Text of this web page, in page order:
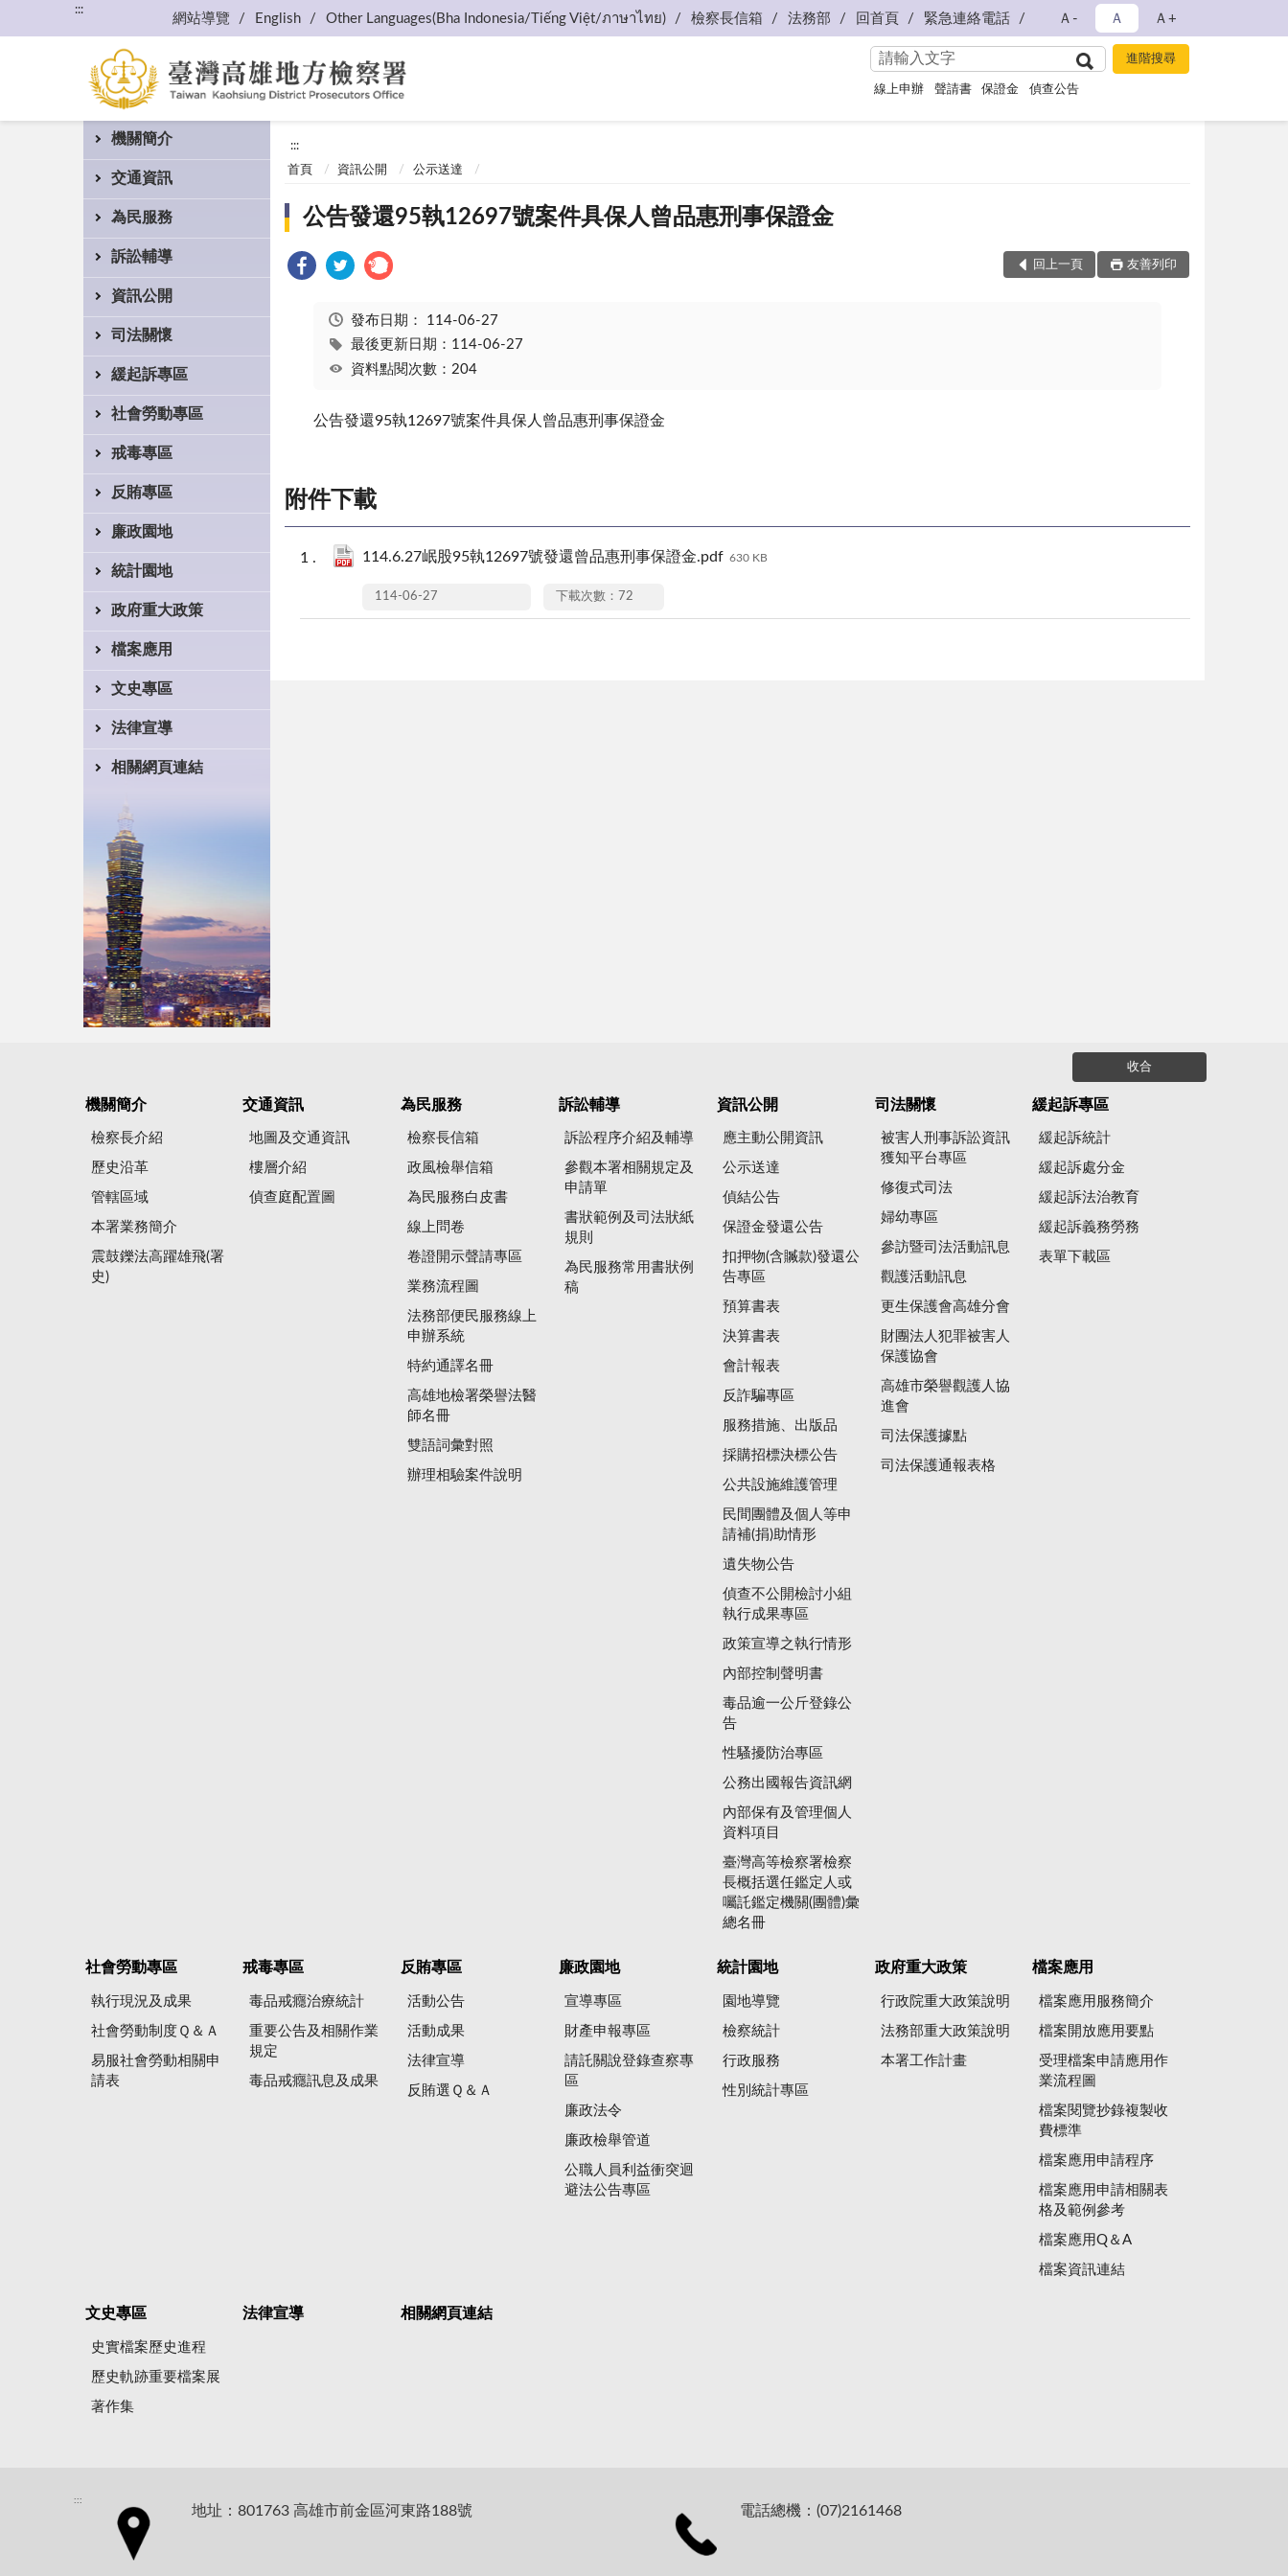
:::
網站導覽 English Other Languages(Bha Indonesia/Tiếng Việt/ภาษาไทย) 檢察長信箱 法務部 回首頁 緊急連絡電話 Ａ- Ａ Ａ+
線上申辦 聲請書 保證金 偵查公告
機關簡介
交通資訊
為民服務
訴訟輔導
資訊公開
司法關懷
緩起訴專區
社會勞動專區
戒毒專區
反賄專區
廉政園地
統計園地
政府重大政策
檔案應用
文史專區
法律宣導
相關網頁連結
:::
首頁 資訊公開 公示送達
公告發還95執12697號案件具保人曾品惠刑事保證金
回上一頁 友善列印
發布日期： 114-06-27
最後更新日期：114-06-27
資料點閱次數：204
公告發還95執12697號案件具保人曾品惠刑事保證金
附件下載
114.6.27岷股95執12697號發還曾品惠刑事保證金.pdf 630 KB
114-06-27 下載次數：72
收合
機關簡介
檢察長介紹
歷史沿革
管轄區域
本署業務簡介
震鼓鑠法高躍雄飛(署
史)
交通資訊
地圖及交通資訊
樓層介紹
偵查庭配置圖
為民服務
檢察長信箱
政風檢舉信箱
為民服務白皮書
線上問卷
卷證開示聲請專區
業務流程圖
法務部便民服務線上
申辦系統
特約通譯名冊
高雄地檢署榮譽法醫
師名冊
雙語詞彙對照
辦理相驗案件說明
訴訟輔導
訴訟程序介紹及輔導
參觀本署相關規定及
申請單
書狀範例及司法狀紙
規則
為民服務常用書狀例
稿
資訊公開
應主動公開資訊
公示送達
偵結公告
保證金發還公告
扣押物(含贓款)發還公
告專區
預算書表
決算書表
會計報表
反詐騙專區
服務措施、出版品
採購招標決標公告
公共設施維護管理
民間團體及個人等申
請補(捐)助情形
遺失物公告
偵查不公開檢討小組
執行成果專區
政策宣導之執行情形
內部控制聲明書
毒品逾一公斤登錄公
告
性騷擾防治專區
公務出國報告資訊網
內部保有及管理個人
資料項目
臺灣高等檢察署檢察
長概括選任鑑定人或
囑託鑑定機關(團體)彙
總名冊
司法關懷
被害人刑事訴訟資訊
獲知平台專區
修復式司法
婦幼專區
參訪暨司法活動訊息
觀護活動訊息
更生保護會高雄分會
財團法人犯罪被害人
保護協會
高雄市榮譽觀護人協
進會
司法保護據點
司法保護通報表格
緩起訴專區
緩起訴統計
緩起訴處分金
緩起訴法治教育
緩起訴義務勞務
表單下載區
社會勞動專區
執行現況及成果
社會勞動制度Ｑ＆Ａ
易服社會勞動相關申
請表
戒毒專區
毒品戒癮治療統計
重要公告及相關作業
規定
毒品戒癮訊息及成果
反賄專區
活動公告
活動成果
法律宣導
反賄選Ｑ＆Ａ
廉政園地
宣導專區
財產申報專區
請託關說登錄查察專
區
廉政法令
廉政檢舉管道
公職人員利益衝突迴
避法公告專區
統計園地
園地導覽
檢察統計
行政服務
性別統計專區
政府重大政策
行政院重大政策說明
法務部重大政策說明
本署工作計畫
檔案應用
檔案應用服務簡介
檔案開放應用要點
受理檔案申請應用作
業流程圖
檔案閱覽抄錄複製收
費標準
檔案應用申請程序
檔案應用申請相關表
格及範例參考
檔案應用Q＆A
檔案資訊連結
文史專區
史實檔案歷史進程
歷史軌跡重要檔案展
著作集
法律宣導 相關網頁連結
:::
地址：801763 高雄市前金區河東路188號 電話總機：(07)2161468